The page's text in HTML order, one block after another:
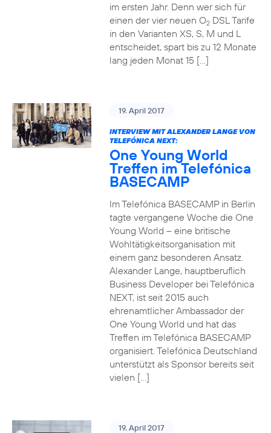
im ersten Jahr. Denn wer sich für
einen der vier neuen O2DSL Tarife
in den Varianten XS, S, M und L
entscheidet, spart bis zu 12 Monate
lang jeden Monat 15 […]
19. April 2017
INTERVIEW MIT ALEXANDER LANGE VON
TELEFÓNICA NEXT:
One Young World
Treffen im Telefónica
BASECAMP
Im Telefónica BASECAMP in Berlin
tagte vergangene Woche die One
Young World – eine britische
Wohltätigkeitsorganisation mit
einem ganz besonderen Ansatz.
Alexander Lange, hauptberuflich
Business Developer bei Telefónica
NEXT, ist seit 2015 auch
ehrenamtlicher Ambassador der
One Young World und hat das
Treffen im Telefónica BASECAMP
organisiert. Telefónica Deutschland
unterstützt als Sponsor bereits seit
vielen […]
19. April 2017